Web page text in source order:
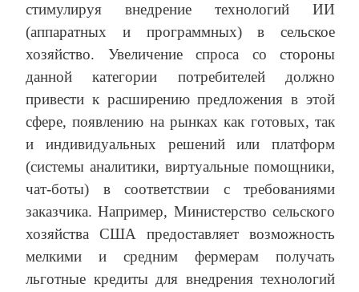
стимулируя внедрение технологий ИИ
(аппаратных и программных) в сельское
хозяйство. Увеличение спроса со стороны
данной категории потребителей должно
привести к расширению предложения в этой
сфере, появлению на рынках как готовых, так
и индивидуальных решений или платформ
(системы аналитики, виртуальные помощники,
чат-боты) в соответствии с требованиями
заказчика. Например, Министерство сельского
хозяйства США предоставляет возможность
мелкими и средним фермерам получать
льготные кредиты для внедрения технологий